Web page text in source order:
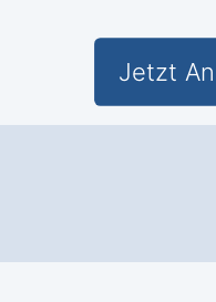
Jetzt